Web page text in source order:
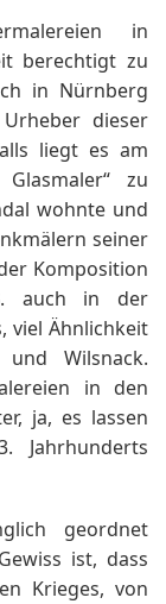
in
berechtigt zu
in Nürnberg
dieser
liegt es am
zu
wohnte und
seiner
Komposition
auch in der
viel Ähnlichkeit
Wilsnack.
in den
ja, es lassen
geordnet
ist, dass
Krieges, von